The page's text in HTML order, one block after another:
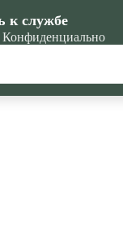
к службе
Конфиденциально